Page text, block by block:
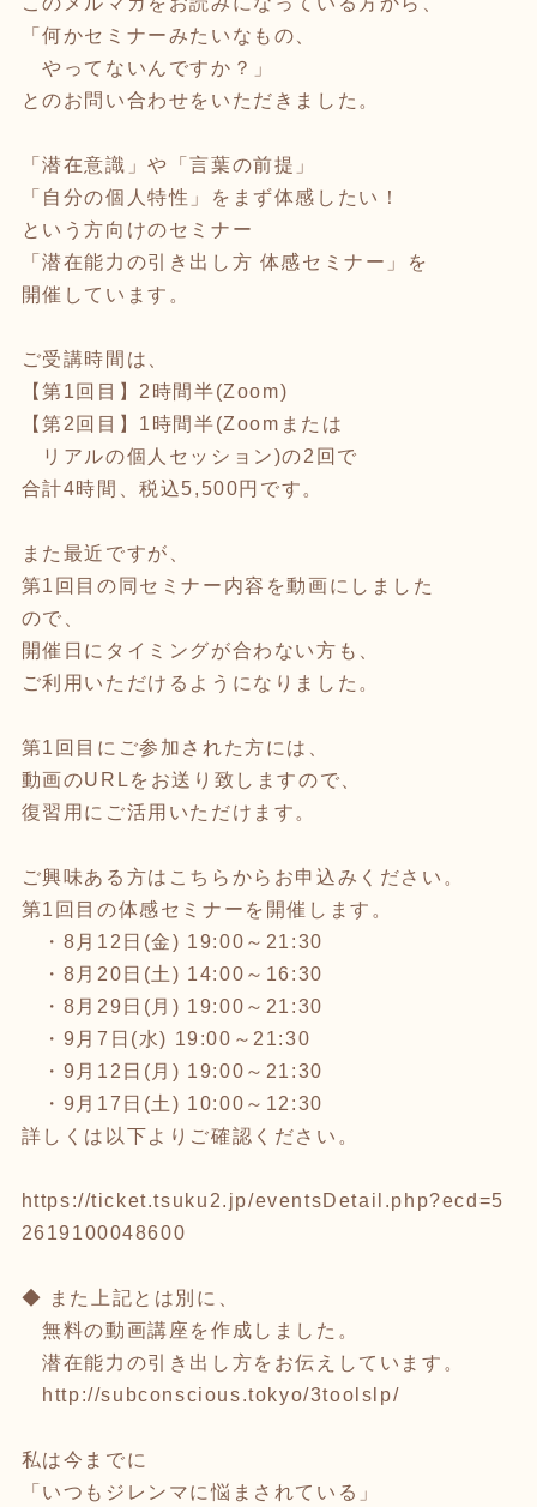
「何かセミナーみたいなもの、
やってないんですか？」
とのお問い合わせをいただきました。
「潜在意識」や「言葉の前提」
「自分の個人特性」をまず体感したい！
という方向けのセミナー
「潜在能力の引き出し方 体感セミナー」を
開催しています。
ご受講時間は、
【第1回目】2時間半(Zoom)
【第2回目】1時間半(Zoomまたは
リアルの個人セッション)の2回で
合計4時間、税込5,500円です。
また最近ですが、
第1回目の同セミナー内容を動画にしました
ので、
開催日にタイミングが合わない方も、
ご利用いただけるようになりました。
第1回目にご参加された方には、
動画のURLをお送り致しますので、
復習用にご活用いただけます。
ご興味ある方はこちらからお申込みください。
第1回目の体感セミナーを開催します。
・8月12日(金) 19:00～21:30
・8月20日(土) 14:00～16:30
・8月29日(月) 19:00～21:30
・9月7日(水) 19:00～21:30
・9月12日(月) 19:00～21:30
・9月17日(土) 10:00～12:30
詳しくは以下よりご確認ください。
https://ticket.tsuku2.jp/eventsDetail.php?ecd=5
2619100048600
◆ また上記とは別に、
無料の動画講座を作成しました。
潜在能力の引き出し方をお伝えしています。
http://subconscious.tokyo/3toolslp/
私は今までに
「いつもジレンマに悩まされている」